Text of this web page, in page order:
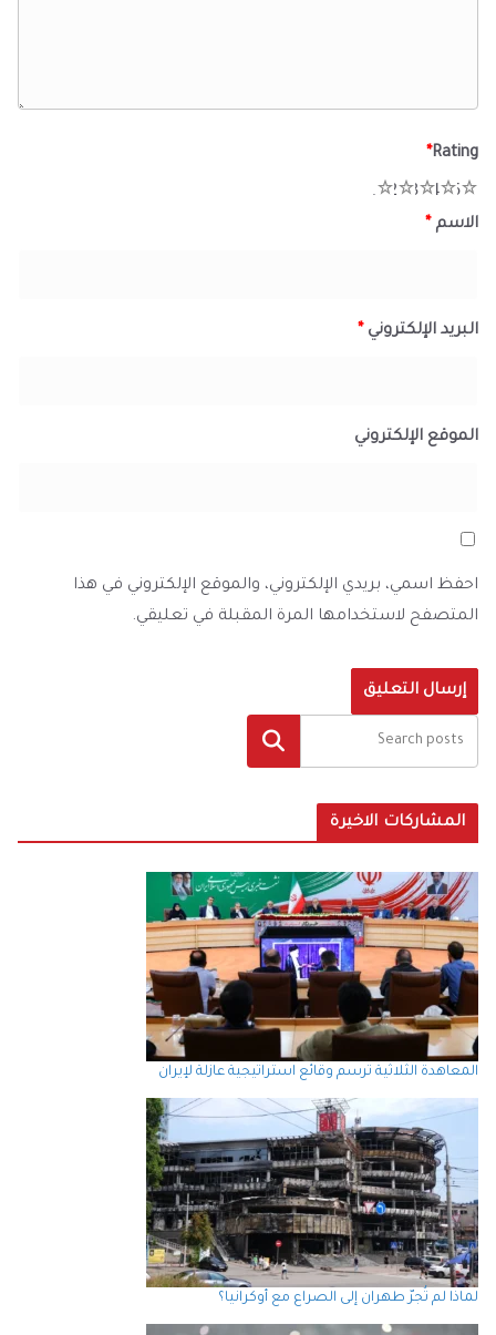
Rating
*
5
4
3
2
الاسم *
البريد الإلكتروني *
الموقع الإلكتروني
احفظ اسمي، بريدي الإلكتروني، والموقع الإلكتروني في هذا
المتصفح لاستخدامها المرة المقبلة في تعليقي.
البحث
المشاركات الاخيرة
المعاهدة الثلاثية ترسم وقائع استراتيجية عازلة لإيران
لماذا لم تُجرّ طهران إلى الصراع مع أوكرانيا؟